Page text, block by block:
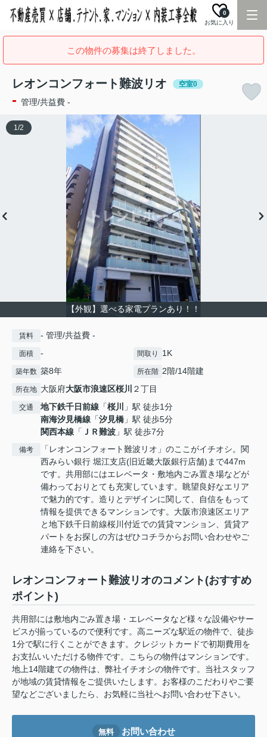
お気に入り
0
この物件の募集は終了しました。
レオンコンフォート難波リオ 空室0
- 管理/共益費 -
【外観】選べる家電プランあり！！
1/2
賃料 - 管理/共益費 -
面積 - 間取り 1K
築年数 築8年 所在階 2階/14階建
所在地 大阪府大阪市浪速区桜川 ２丁目
交通 地下鉄千日前線 「桜川
」駅 徒歩1分
南海汐見橋線 「汐見橋 」駅 徒歩5分
関西本線 「 ＪＲ難波 」駅 徒歩7分
備考
「レオンコンフォート難波リオ」のここがイチオシ。関
西みらい銀行 堀江支店(旧近畿大阪銀行店舗)まで447m
です。共用部にはエレベータ・敷地内ごみ置き場などが
備わっておりとても充実しています。眺望良好なエリア
で魅力的です。造りとデザインに関して、自信をもって
情報を提供できるマンションです。大阪市浪速区エリア
と地下鉄千日前線桜川付近での賃貸マンション、賃貸ア
パートをお探しの方はぜひコチラからお問い合わせやご
連絡を下さい。
レオンコンフォート難波リオのコメント(おすすめ
ポイント)
共用部には敷地内ごみ置き場・エレベータなど様々な設備やサー
ビスが揃っているので便利です。高ニーズな駅近の物件で、徒歩
1分で駅に行くことができます。クレジットカードで初期費用を
お支払いいただける物件です。こちらの物件はマンションです。
地上14階建ての物件は、弊社イチオシの物件です。当社スタッフ
が地域の賃貸情報をご提供いたします。お客様のこだわりやご要
望などございましたら、お気軽に当社へお問い合わせ下さい。
無料 お問い合わせ